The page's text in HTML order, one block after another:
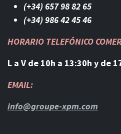
(+34) 657 98 82 65
(+34) 986 42 45 46​
HORARIO TELEFÓNICO
L a V de 10h a 13:30h y de
EMAIL:
info@groupe-xpm.com